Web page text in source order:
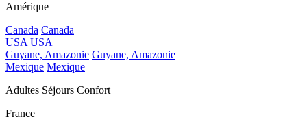
Amérique
Canada Canada
USA USA
Guyane, Amazonie Guyane, Amazonie
Mexique Mexique
Adultes Séjours Confort
France